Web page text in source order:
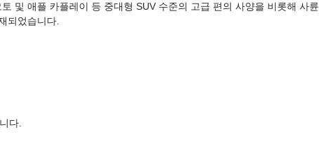
및 애플 카플레이 등 중대형 SUV 수준의 고급 편의 사양을 비롯해 사륜
되었습니다.
다.